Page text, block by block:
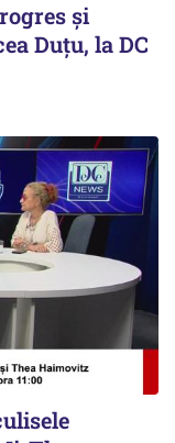
și
Duțu, la DC